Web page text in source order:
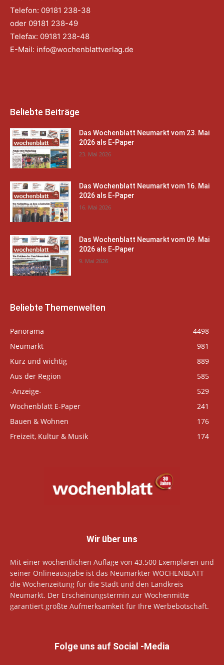
Telefon: 09181 238-38
oder 09181 238-49
Telefax: 09181 238-48
E-Mail: info@wochenblattverlag.de
Beliebte Beiträge
Das Wochenblatt Neumarkt vom 23. Mai
2026 als E-Paper
23. Mai 2026
Das Wochenblatt Neumarkt vom 16. Mai
2026 als E-Paper
16. Mai 2026
Das Wochenblatt Neumarkt vom 09. Mai
2026 als E-Paper
9. Mai 2026
Beliebte Themenwelten
Panorama
4498
Neumarkt
981
Kurz und wichtig
889
Aus der Region
585
-Anzeige-
529
Wochenblatt E-Paper
241
Bauen & Wohnen
176
Freizeit, Kultur & Musik
174
Wir über uns
Mit einer wöchentlichen Auflage von 43.500 Exemplaren und
seiner Onlineausgabe ist das Neumarkter WOCHENBLATT
die Wochenzeitung für die Stadt und den Landkreis
Neumarkt. Der Erscheinungstermin zur Wochenmitte
garantiert größte Aufmerksamkeit für Ihre Werbebotschaft.
Folge uns auf Social -Media